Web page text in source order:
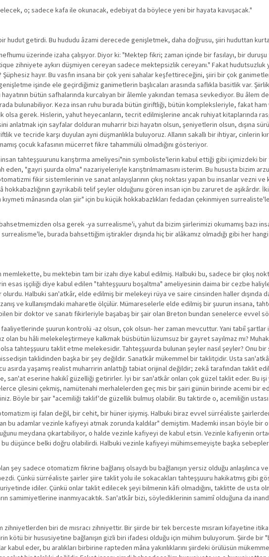
o; sadece kafa ile okunacak, edebiyat da böylece yeni bir hayata kavuşacak."
hudut getirdi. Bu hududu âzami derecede genişletmek, daha doğrusu, şiiri huduttan
üzerinde izaha çalışıyor. Diyor ki: "Mektep fikri; zaman içinde bir fasılayı, bir
zihniyete aykırı düşmiyen cereyan sadece mektepsizlik cereyanı." Fakat
Şüphesiz hayır. Bu vasfın insana bir çok yeni sahalar keşfettireceğini, şiiri bir çok
işinde ele geçirdiğimiz ganimetlerin başlıcaları arasında saflıkla basitlik var.
bütün safhalarında kurcalıyan bir âlemle yakından temasa sevkediyor. Bu âlem
bulunabiliyor. Keza insan ruhu burada bütün giriftliği, bütün kompleksleriyle, fakat ham
gerek. Hislerin, yahut heyecanların, tecrit edilmişlerine ancak ruhiyat kitaplarında
anlatmak için sayfalar dolduran muharrir bizi hayatın olsun, şeniyetlerin olsun, dışına
ve tecride karşı duyulan ayni düşmanlıkla buluyoruz. Allanın sakallı bir ihtiyar, cinlerin
çocuk kafasının mücerret fikre tahammülü olmadığını gösteriyor.
tahteşşuurunu karıştırma ameliyesi"nin symboliste'lerin kabul ettiği gibi içimizdeki
eden, "gayri şuurda olma" nazariyeleriyle karıştırılmamasını isterim. Bu hususta bizim
fikir sistemlerinin ve sanat anlayışlarının çıkış noktası yapan bu insanlar vezni
gayrikabili telif şeyler olduğunu gören insan için bu zaruret de aşikârdır.
mânasında olan şiir" için bu küçük hokkabazlıkları fedadan çekinmiyen
olsa gerek -ya surrealisme'i, yahut da bizim şiirlerimizi okumamış bazı
burada bahsettiğim iştirakler dışında hiç bir alâkamız olmadığı gibi her
bu mektebin tam bir izahı diye kabul edilmiş. Halbuki bu, sadece bir çıkış
esas işçiliği diye kabul edilen "tahteşşuuru boşaltma" ameliyesinin daima bir cezbe haliyle
Halbuki san'atkâr, elde edilmiş bir melekeyi rüya ve saire cinsinden haller dışında
ve kullanışmdaki maharetle ölçülür. Mümareselerle elde edilmiş bir şuurun insana,
bir doktor ve sanatı fikirleriyle başabaş bir şair olan Breton bundan senelerce evvel
faaliyetlerinde şuurun kontrolü -az olsun, çok olsun- her zaman mevcuttur. Yani tabiî şartlar
olan bu hâli melekeleştirmeye kalkmak büsbütün lüzumsuz bir gayret sayılmaz mı?
tahteşşuuru taklit etme melekesidir. Tahteşşuurda bulunan şeyler nasıl şeyler? Onu
taklidinden başka bir şey değildir. Sanatkâr mükemmel bir taklitçidir. Usta
asırda yaşamış realist muharririn anlattığı tabiat orijinal değildir; zekâ tarafından taklit
eserine hakikî güzelliği getirirler. İyi bir san'atkâr onları çok güzel taklit eder. Bu işi
çilesini çekmiş, namütenahi merhalelerden geç mis bir şairi günün birinde acemi bir eda
Böyle bir şair "acemiliği taklif'de güzellik bulmuş olabilir. Bu taktirde o, acemiliğin
işi falan değil, bir cehit, bir hüner işiymiş. Halbuki biraz evvel sürréaliste
bu adamlar vezinle kafiyeyi atmak zorunda kaldılar" demiştim. Mademki insan böyle bir
meydana çıkartabiliyor, o halde vezinle kafiyeyi de kabul etsin. Vezinle kafiyenin
düşünce belki doğru olabilirdi. Halbuki vezinle kafiyeyi mühimsemeyişte başka
şey sadece otomatizm fikrine bağlanış olsaydı bu bağlanışın yersiz olduğu anlaşılınca
Çünkü sürréaliste şairler şiire taklit yolu ile sokacakları tahteşşuuru hakikatmış gibi
idiler. Çünkü onlar taklit edilecek şeyi bilmenin kâfi olmadığını, taklitte de usta
samimiyetlerine inanmıyacaktık. San'atkâr bizi, söylediklerinin samimî olduğuna da
zihniyetlerden biri de mısracı zihniyettir. Bir şiirde bir tek berceste mısraın kifayetine
kötü bir hususiyetine bağlanışın gizli biri ifadesi olduğu için mühim buluyorum. Şiirde bir
kabul eder, bu aralıkları birbirine rapteden mâna yakınlıklarını şiirdeki örülüsün